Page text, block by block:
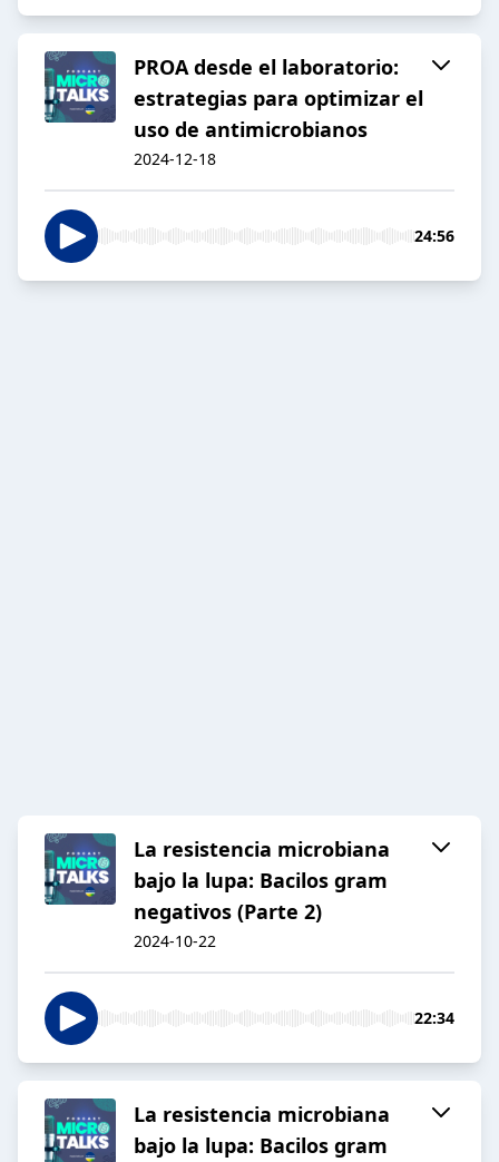
PROA desde el laboratorio:
estrategias para optimizar el
uso de antimicrobianos
2024-12-18
24:56
La resistencia microbiana
bajo la lupa: Bacilos gram
negativos (Parte 2)
2024-10-22
22:34
La resistencia microbiana
bajo la lupa: Bacilos gram